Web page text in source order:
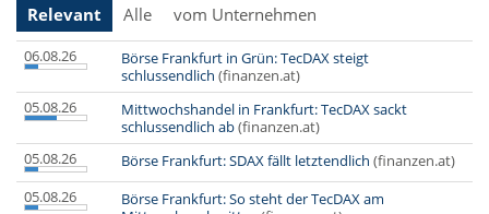
Relevant Alle vom Unternehmen
06.08.26
Börse Frankfurt in Grün: TecDAX steigt
schlussendlich (finanzen.at)
05.08.26
Mittwochshandel in Frankfurt: TecDAX sackt
schlussendlich ab(finanzen.at)
05.08.26
Börse Frankfurt: SDAX fällt letztendlich (finanzen.at)
05.08.26
Börse Frankfurt: So steht der TecDAX am